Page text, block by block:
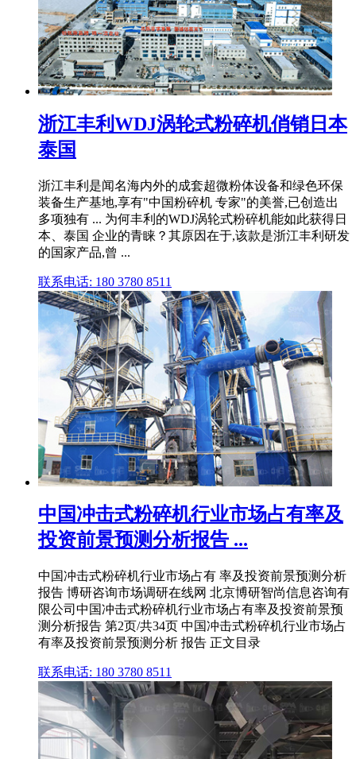
浙江丰利WDJ涡轮式粉碎机俏销日本
泰国
浙江丰利是闻名海内外的成套超微粉体设备和绿色环保
装备生产基地,享有"中国粉碎机 专家"的美誉,已创造出
多项独有 ... 为何丰利的WDJ涡轮式粉碎机能如此获得日
本、泰国 企业的青睐？其原因在于,该款是浙江丰利研发
的国家产品,曾 ...
联系电话: 180 3780 8511
中国冲击式粉碎机行业市场占有率及
投资前景预测分析报告 ...
中国冲击式粉碎机行业市场占有 率及投资前景预测分析
报告 博研咨询市场调研在线网 北京博研智尚信息咨询有
限公司中国冲击式粉碎机行业市场占有率及投资前景预
测分析报告 第2页/共34页 中国冲击式粉碎机行业市场占
有率及投资前景预测分析 报告 正文目录
联系电话: 180 3780 8511